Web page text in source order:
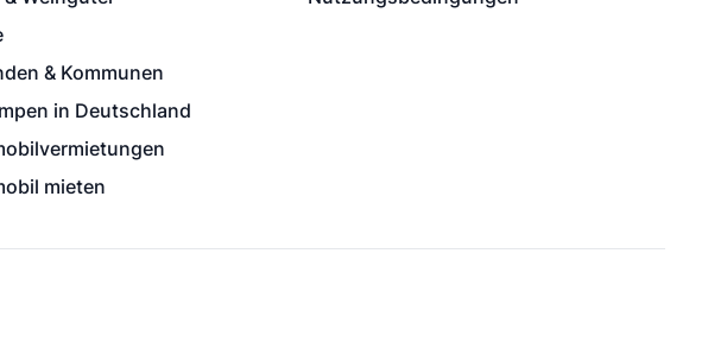
& Kommunen
in Deutschland
mieten